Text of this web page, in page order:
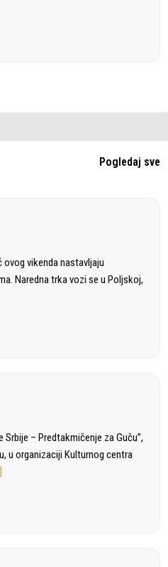
Pogledaj sve
ovog vikenda nastavljaju
Naredna trka vozi se u Poljskoj,
– Predtakmičenje za Guču”,
u organizaciji Kulturnog centra